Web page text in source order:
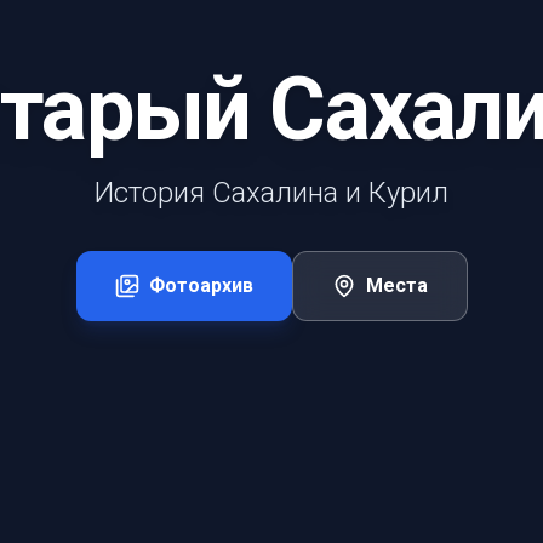
История Сахалина и Курил
Фотоархив Места